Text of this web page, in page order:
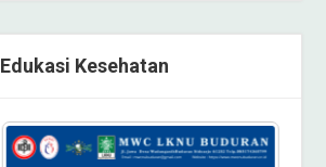
Edukasi Kesehatan